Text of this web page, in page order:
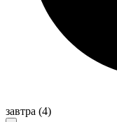
завтра (4)